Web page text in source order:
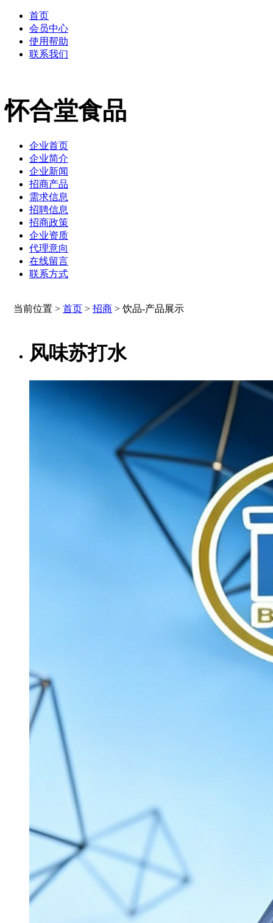
首页
会员中心
使用帮助
联系我们
怀合堂食品
企业首页
企业简介
企业新闻
招商产品
需求信息
招聘信息
招商政策
企业资质
代理意向
在线留言
联系方式
当前位置 > 首页 > 招商 > 饮品-产品展示
风味苏打水